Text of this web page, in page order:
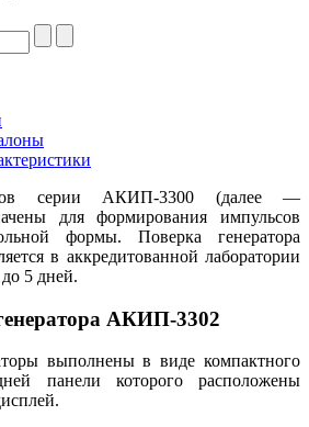
серии АКИП-3300 (далее —
для формирования импульсов
формы. Поверка генератора
в аккредитованной лаборатории
5 дней.
АКИП-3302
выполнены в виде компактного
панели которого расположены